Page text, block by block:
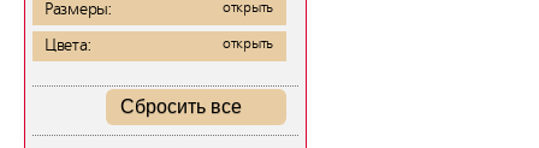
Размеры: открыть
Цвета: открыть
Сбросить все